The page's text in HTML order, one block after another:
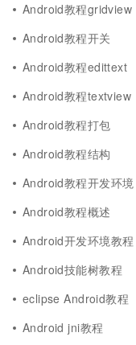
Android教程gridview
Android教程开关
Android教程edittext
Android教程textview
Android教程打包
Android教程结构
Android教程开发环境
Android教程概述
Android开发环境教程
Android技能树教程
eclipse Android教程
Android jni教程